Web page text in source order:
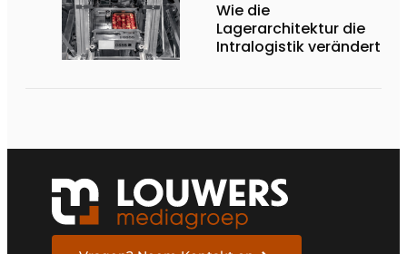
Wie die
Lagerarchitektur die
Intralogistik verändert